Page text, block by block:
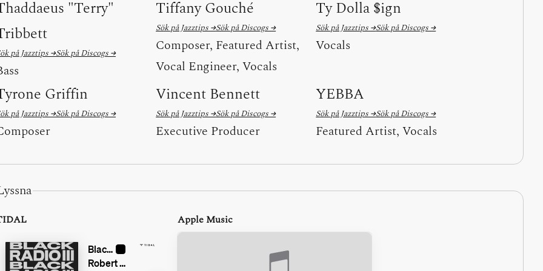
"Terry"
på Jazztips →Sök på Discogs →
Tiffany Gouché
Sök på Jazztips →Sök på Discogs →
Composer, Featured Artist,
Vocal Engineer, Vocals
Ty Dolla $ign
Sök på Jazztips →Sök på Discogs →
Vocals
Griffin
på Jazztips →Sök på Discogs →
Vincent Bennett
Sök på Jazztips →Sök på Discogs →
Executive Producer
YEBBA
Sök på Jazztips →Sök på Discogs →
Featured Artist, Vocals
Apple Music